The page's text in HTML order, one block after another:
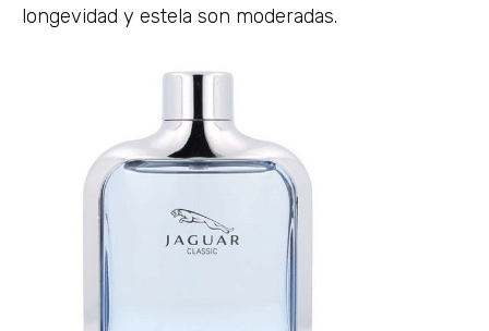
longevidad y estela son moderadas.